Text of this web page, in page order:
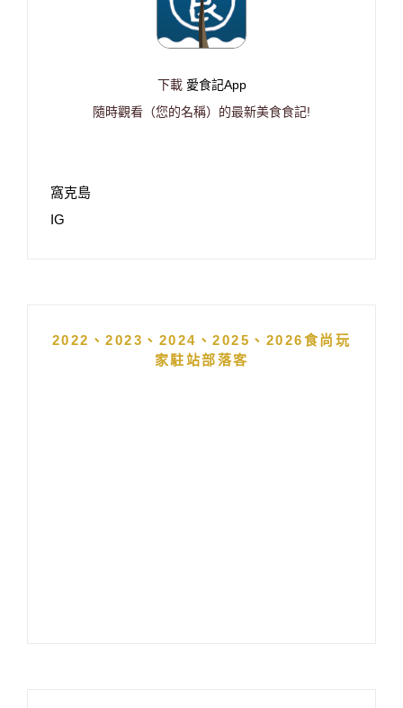
下載 愛食記App
隨時觀看（您的名稱）的最新美食食記!
窩克島
IG
2022、2023、2024、2025、2026食尚玩
家駐站部落客